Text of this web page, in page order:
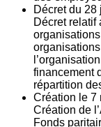
Décret du 28
Décret relatif
financement
répartition
Création le 7
Création de
Fonds